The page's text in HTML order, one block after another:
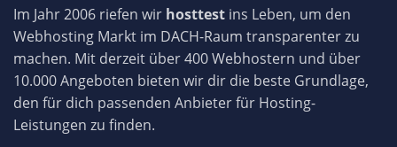
Im Jahr 2006 riefen wir hosttest ins Leben, um den
Webhosting Markt im DACH-Raum transparenter zu
machen. Mit derzeit über 400 Webhostern und über
10.000 Angeboten bieten wir dir die beste Grundlage,
den für dich passenden Anbieter für Hosting-
Leistungen zu finden.